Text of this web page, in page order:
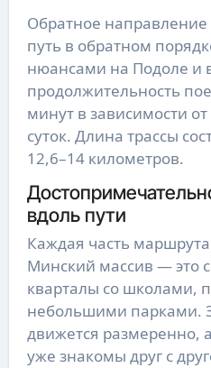
Обратное направление
путь в обратном
нюансами на Подоле и
продолжительность
минут в зависимости
суток. Длина трассы
12,6–14 километров.
вдоль пути
Каждая часть
Минский массив — это
кварталы со школами,
небольшими парками.
движется размеренно,
уже знакомы друг с